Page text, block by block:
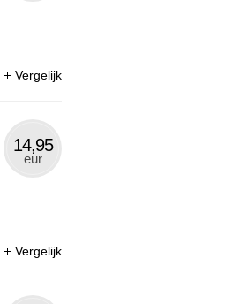
Vergelijk
14,95
eur
Vergelijk